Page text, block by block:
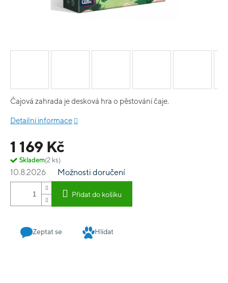
1 169 Kč
Skladem(2 ks)
10.8.2026 Možnosti doručení
Přidat do košíku
Čajová zahrada je desková hra o pěstování čaje.
Detailní informace
Zeptat se Hlídat